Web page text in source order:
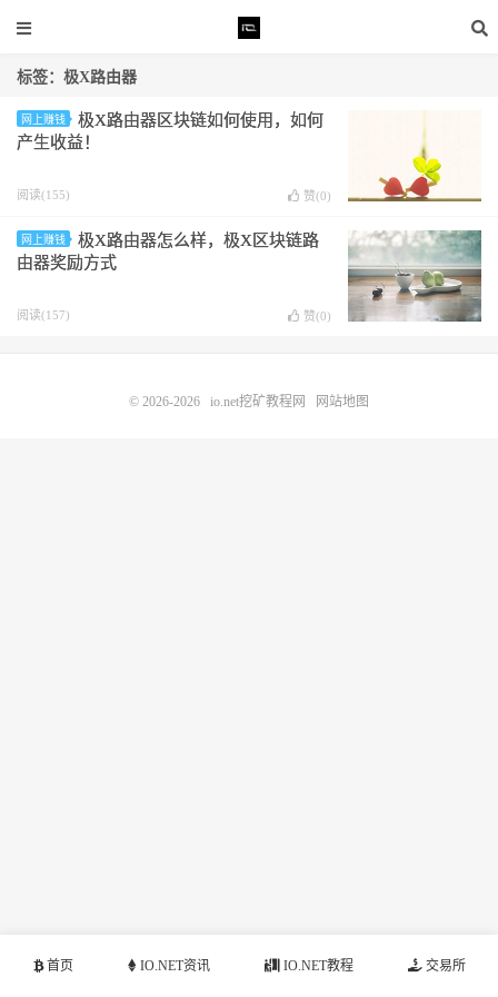
标签：极X路由器
网上赚钱
极X路由器区块链如何使用，如何
产生收益！
阅读(155) 赞(0)
网上赚钱
极X路由器怎么样，极X区块链路
由器奖励方式
阅读(157) 赞(0)
首页 IO.NET资讯 IO.NET教程 交易所
© 2026-2026 io.net挖矿教程网 网站地图